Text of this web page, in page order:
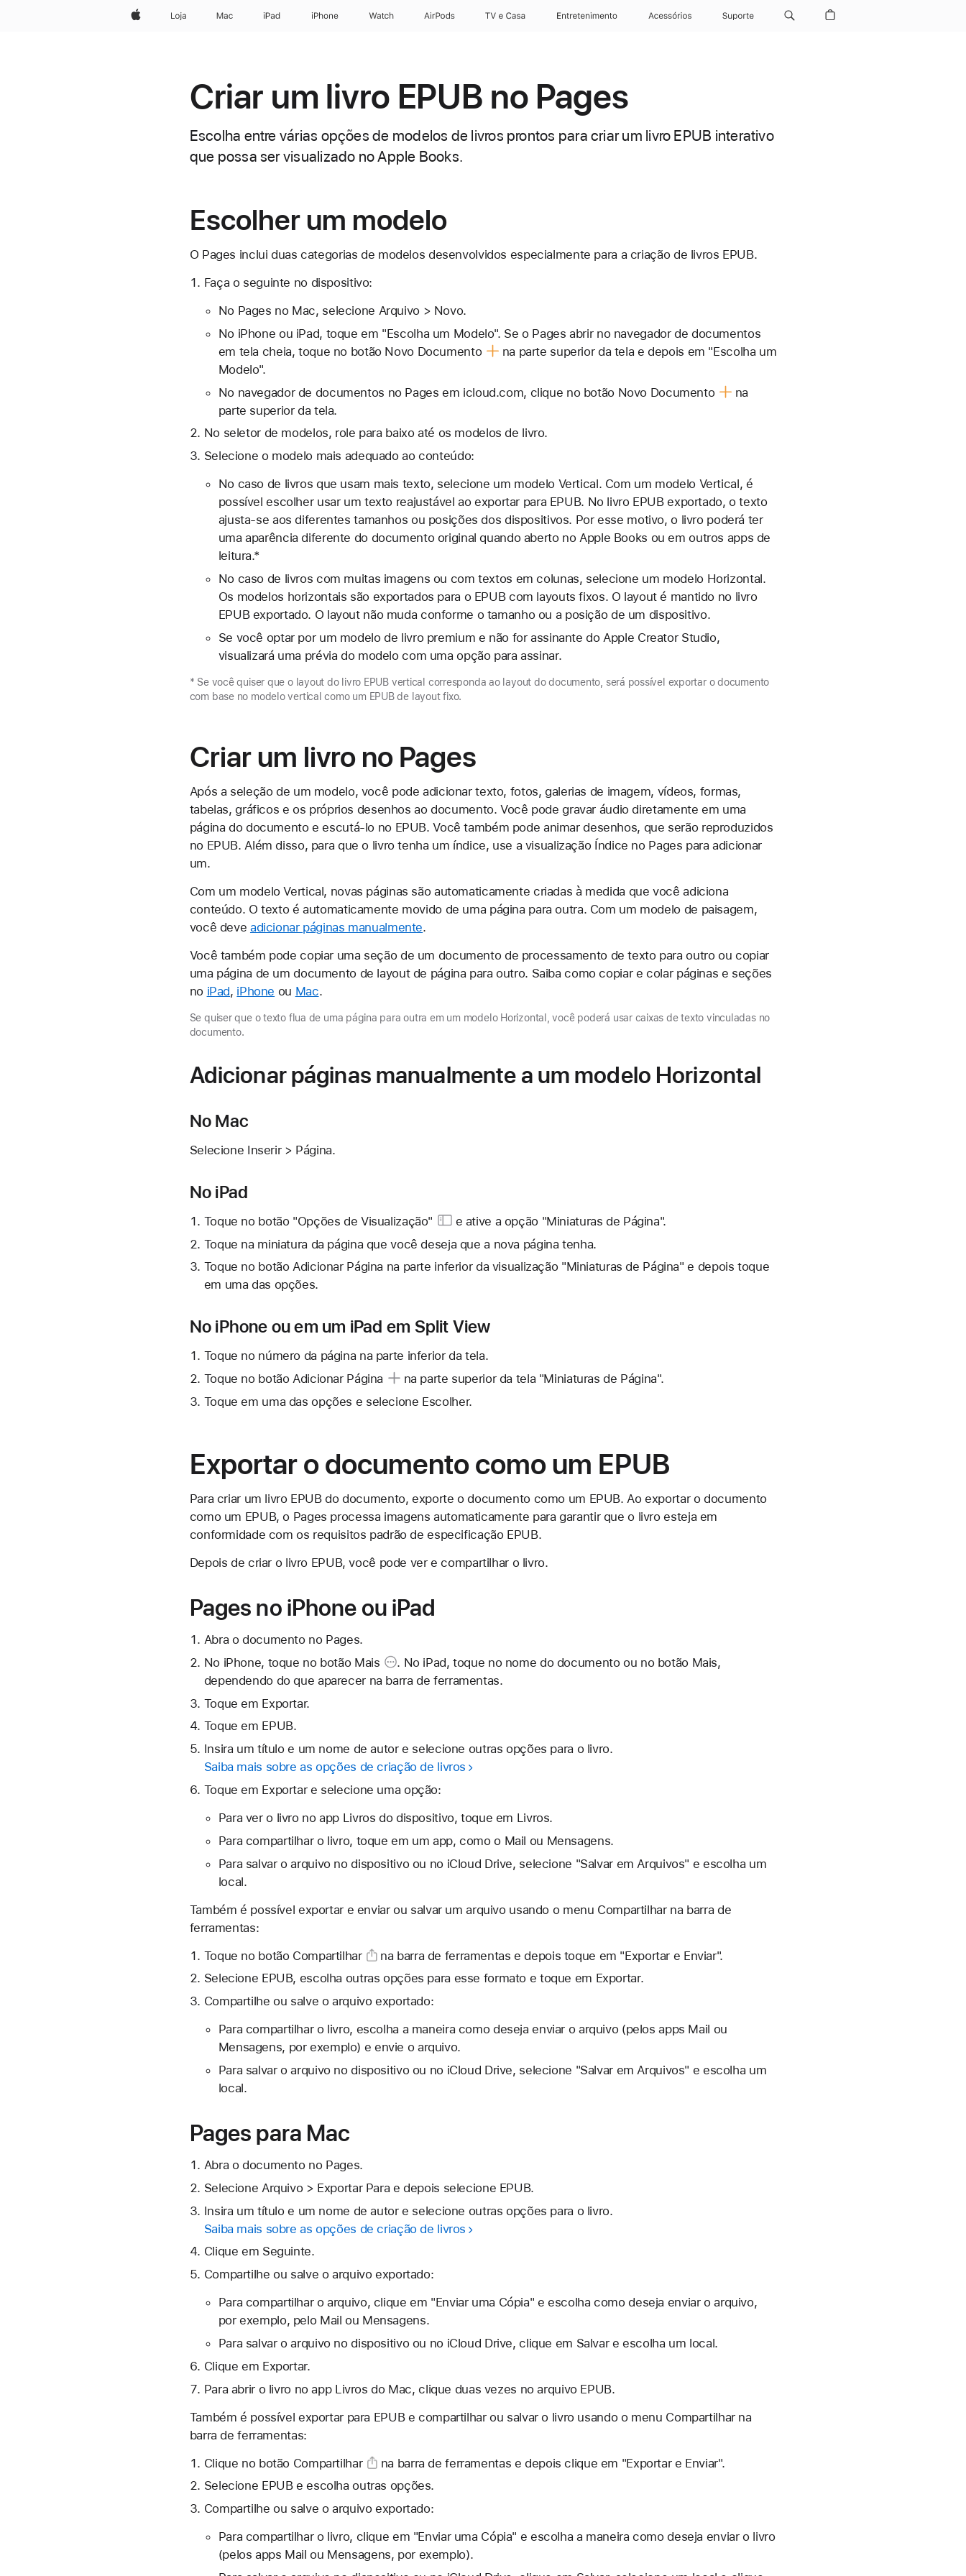
AppleLoja Mac iPad iPhone Apple Watch AirPods TV e Casa Entretenimento Acessórios Suporte
Criar um livro EPUB no Pages
Escolha entre várias opções de modelos de livros prontos para criar um livro EPUB interativo
que possa ser visualizado no Apple Books.
Escolher um modelo
O Pages inclui duas categorias de modelos desenvolvidos especialmente para a criação de livros EPUB.
Faça o seguinte no dispositivo:
No Pages no Mac, selecione Arquivo > Novo.
No iPhone ou iPad, toque em "Escolha um Modelo". Se o Pages abrir no navegador de documentos
em tela cheia, toque no botão Novo Documento
na parte superior da tela e depois em "Escolha um
Modelo".
No navegador de documentos no Pages em icloud.com, clique no botão Novo Documento
na
parte superior da tela.
No seletor de modelos, role para baixo até os modelos de livro.
Selecione o modelo mais adequado ao conteúdo:
No caso de livros que usam mais texto, selecione um modelo Vertical. Com um modelo Vertical, é
possível escolher usar um texto reajustável ao exportar para EPUB. No livro EPUB exportado, o texto
ajusta-se aos diferentes tamanhos ou posições dos dispositivos. Por esse motivo, o livro poderá ter
uma aparência diferente do documento original quando aberto no Apple Books ou em outros apps de
leitura.*
No caso de livros com muitas imagens ou com textos em colunas, selecione um modelo Horizontal.
Os modelos horizontais são exportados para o EPUB com layouts fixos. O layout é mantido no livro
EPUB exportado. O layout não muda conforme o tamanho ou a posição de um dispositivo.
Se você optar por um modelo de livro premium e não for assinante do Apple Creator Studio,
visualizará uma prévia do modelo com uma opção para assinar.
* Se você quiser que o layout do livro EPUB vertical corresponda ao layout do documento, será possível exportar o documento
com base no modelo vertical como um EPUB de layout fixo.
Criar um livro no Pages
Após a seleção de um modelo, você pode adicionar texto, fotos, galerias de imagem, vídeos, formas,
tabelas, gráficos e os próprios desenhos ao documento. Você pode gravar áudio diretamente em uma
página do documento e escutá-lo no EPUB. Você também pode animar desenhos, que serão reproduzidos
no EPUB. Além disso, para que o livro tenha um índice, use a visualização Índice no Pages para adicionar
um.
Com um modelo Vertical, novas páginas são automaticamente criadas à medida que você adiciona
conteúdo. O texto é automaticamente movido de uma página para outra. Com um modelo de paisagem,
você deve adicionar páginas manualmente.
Você também pode copiar uma seção de um documento de processamento de texto para outro ou copiar
uma página de um documento de layout de página para outro. Saiba como copiar e colar páginas e seções
no iPad, iPhone ou Mac.
Se quiser que o texto flua de uma página para outra em um modelo Horizontal, você poderá usar caixas de texto vinculadas no
documento.
Adicionar páginas manualmente a um modelo Horizontal
No Mac
Selecione Inserir > Página.
No iPad
Toque no botão "Opções de Visualização"
e ative a opção "Miniaturas de Página".
Toque na miniatura da página que você deseja que a nova página tenha.
Toque no botão Adicionar Página na parte inferior da visualização "Miniaturas de Página" e depois toque
em uma das opções.
No iPhone ou em um iPad em Split View
Toque no número da página na parte inferior da tela.
Toque no botão Adicionar Página
na parte superior da tela "Miniaturas de Página".
Toque em uma das opções e selecione Escolher.
Exportar o documento como um EPUB
Para criar um livro EPUB do documento, exporte o documento como um EPUB. Ao exportar o documento
como um EPUB, o Pages processa imagens automaticamente para garantir que o livro esteja em
conformidade com os requisitos padrão de especificação EPUB.
Depois de criar o livro EPUB, você pode ver e compartilhar o livro.
Pages no iPhone ou iPad
Abra o documento no Pages.
No iPhone, toque no botão Mais
. No iPad, toque no nome do documento ou no botão Mais,
dependendo do que aparecer na barra de ferramentas.
Toque em Exportar.
Toque em EPUB.
Insira um título e um nome de autor e selecione outras opções para o livro.
Saiba mais sobre as opções de criação de livros
Toque em Exportar e selecione uma opção:
Para ver o livro no app Livros do dispositivo, toque em Livros.
Para compartilhar o livro, toque em um app, como o Mail ou Mensagens.
Para salvar o arquivo no dispositivo ou no iCloud Drive, selecione "Salvar em Arquivos" e escolha um
local.
Também é possível exportar e enviar ou salvar um arquivo usando o menu Compartilhar na barra de
ferramentas:
Toque no botão Compartilhar
na barra de ferramentas e depois toque em "Exportar e Enviar".
Selecione EPUB, escolha outras opções para esse formato e toque em Exportar.
Compartilhe ou salve o arquivo exportado:
Para compartilhar o livro, escolha a maneira como deseja enviar o arquivo (pelos apps Mail ou
Mensagens, por exemplo) e envie o arquivo.
Para salvar o arquivo no dispositivo ou no iCloud Drive, selecione "Salvar em Arquivos" e escolha um
local.
Pages para Mac
Abra o documento no Pages.
Selecione Arquivo > Exportar Para e depois selecione EPUB.
Insira um título e um nome de autor e selecione outras opções para o livro.
Saiba mais sobre as opções de criação de livros
Clique em Seguinte.
Compartilhe ou salve o arquivo exportado:
Para compartilhar o arquivo, clique em "Enviar uma Cópia" e escolha como deseja enviar o arquivo,
por exemplo, pelo Mail ou Mensagens.
Para salvar o arquivo no dispositivo ou no iCloud Drive, clique em Salvar e escolha um local.
Clique em Exportar.
Para abrir o livro no app Livros do Mac, clique duas vezes no arquivo EPUB.
Também é possível exportar para EPUB e compartilhar ou salvar o livro usando o menu Compartilhar na
barra de ferramentas:
Clique no botão Compartilhar
na barra de ferramentas e depois clique em "Exportar e Enviar".
Selecione EPUB e escolha outras opções.
Compartilhe ou salve o arquivo exportado:
Para compartilhar o livro, clique em "Enviar uma Cópia" e escolha a maneira como deseja enviar o livro
(pelos apps Mail ou Mensagens, por exemplo).